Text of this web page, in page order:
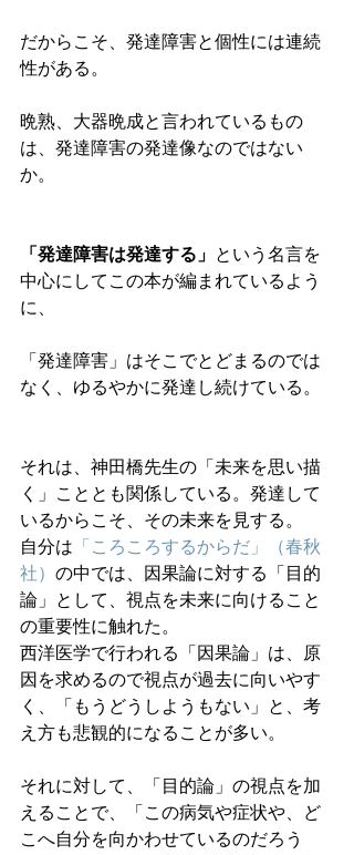
だからこそ、発達障害と個性には連続
性がある。
晩熟、大器晩成と言われているもの
は、発達障害の発達像なのではない
か。
「発達障害は発達する」 という名言を
中心にしてこの本が編まれているよう
に、
「発達障害」はそこでとどまるのでは
なく、ゆるやかに発達し続けている。
それは、神田橋先生の「未来を思い描
く」こととも関係している。発達して
いるからこそ、その未来を見する。
自分は 「ころころするからだ」（春秋
社） の中では、因果論に対する「目的
論」として、視点を未来に向けること
の重要性に触れた。
西洋医学で行われる「因果論」は、原
因を求めるので視点が過去に向いやす
く、「もうどうしようもない」と、考
え方も悲観的になることが多い。
それに対して、「目的論」の視点を加
えることで、「この病気や症状や、ど
こへ自分を向かわせているのだろう